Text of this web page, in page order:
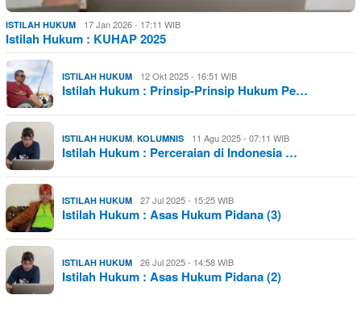
ISTILAH HUKUM 17 Jan 2026 - 17:11 WIB
Istilah Hukum : KUHAP 2025
ISTILAH HUKUM 12 Okt 2025 - 16:51 WIB
Istilah Hukum : Prinsip-Prinsip Hukum Pe…
ISTILAH HUKUM KOLUMNIS 11 Agu 2025 - 07:11 WIB
Istilah Hukum : Perceraian di Indonesia …
ISTILAH HUKUM 27 Jul 2025 - 15:25 WIB
Istilah Hukum : Asas Hukum Pidana (3)
ISTILAH HUKUM 26 Jul 2025 - 14:58 WIB
Istilah Hukum : Asas Hukum Pidana (2)